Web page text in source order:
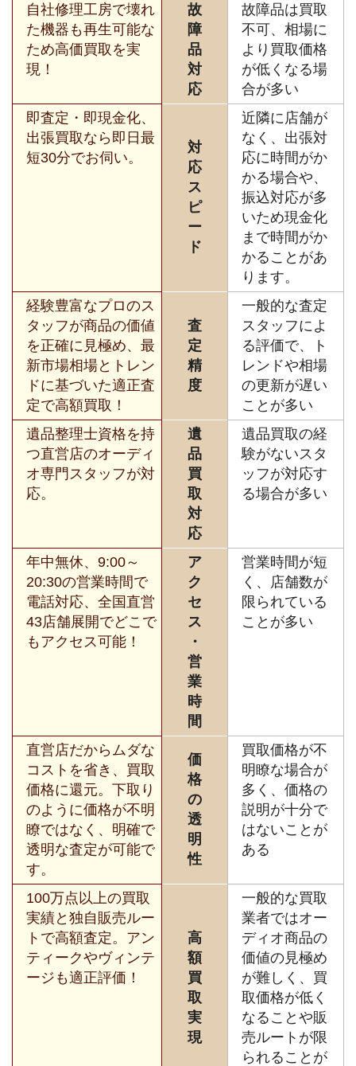
自社修理工房で壊れ
た機器も再生可能な
ため高価買取を実
現！
故
障
品
対
応
故障品は買取
不可、相場に
より買取価格
が低くなる場
合が多い
即査定・即現金化、
出張買取なら即日最
短30分でお伺い。
対
応
ス
ピ
ー
ド
近隣に店舗が
なく、出張対
応に時間がか
かる場合や、
振込対応が多
いため現金化
まで時間がか
かることがあ
ります。
経験豊富なプロのス
タッフが商品の価値
を正確に見極め、最
新市場相場とトレン
ドに基づいた適正査
定で高額買取！
査
定
精
度
一般的な査定
スタッフによ
る評価で、ト
レンドや相場
の更新が遅い
ことが多い
遺品整理士資格を持
つ直営店のオーディ
オ専門スタッフが対
応。
遺
品
買
取
対
応
遺品買取の経
験がないスタ
ッフが対応す
る場合が多い
年中無休、9:00～
20:30の営業時間で
電話対応、全国直営
43店舗展開でどこで
もアクセス可能！
ア
ク
セ
ス
・
営
業
時
間
営業時間が短
く、店舗数が
限られている
ことが多い
直営店だからムダな
コストを省き、買取
価格に還元。下取り
のように価格が不明
瞭ではなく、明確で
透明な査定が可能で
す。
価
格
の
透
明
性
買取価格が不
明瞭な場合が
多く、価格の
説明が十分で
はないことが
ある
100万点以上の買取
実績と独自販売ルー
トで高額査定。アン
ティークやヴィンテ
ージも適正評価！
高
額
買
取
実
現
一般的な買取
業者ではオー
ディオ商品の
価値の見極め
が難しく、買
取価格が低く
なることや販
売ルートが限
られることが